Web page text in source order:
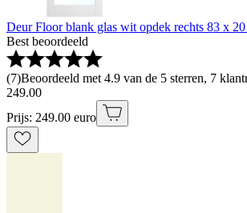
Deur Floor blank glas wit opdek rechts 83 x
Best beoordeeld
(7)Beoordeeld met 4.9 van de 5 sterren, 7
249.00
Prijs: 249.00 euro